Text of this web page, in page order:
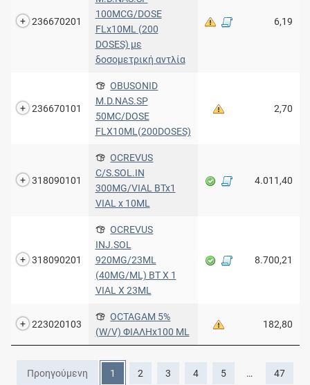
236670201
100MCG/DOSE
FLx10ML (200
DOSES) με
δοσομετρική αντλία
6,19
236670101
OBUSONID
M.D.NAS.SP
50MC/DOSE
FLX10ML(200DOSES)
2,70
318090101
OCREVUS
C/S.SOL.IN
300MG/VIAL BTx1
VIAL x 10ML
4.011,40
318090201
OCREVUS
INJ.SOL
920MG/23ML
(40MG/ML) BT X 1
VIAL X 23ML
8.700,21
223020103
OCTAGAM 5%
(W/V) ΦΙΑΛΗx100 ML
182,80
Προηγούμενη 1 2 3 4 5 … 47